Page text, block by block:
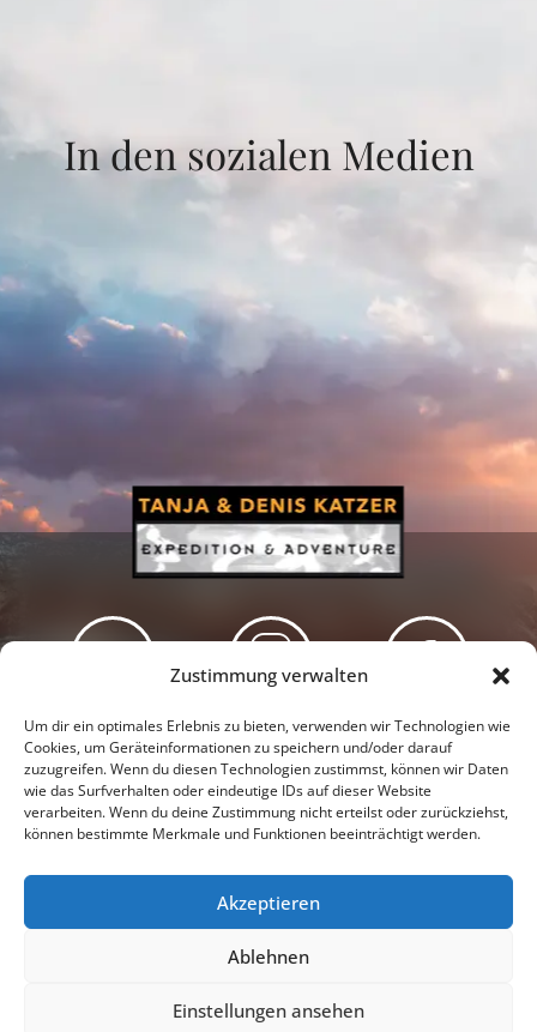
Zustimmung verwalten
Um dir ein optimales Erlebnis zu bieten, verwenden wir Technologien wie
Cookies, um Geräteinformationen zu speichern und/oder darauf
zuzugreifen. Wenn du diesen Technologien zustimmst, können wir Daten
wie das Surfverhalten oder eindeutige IDs auf dieser Website
verarbeiten. Wenn du deine Zustimmung nicht erteilst oder zurückziehst,
können bestimmte Merkmale und Funktionen beeinträchtigt werden.
Akzeptieren
Ablehnen
Einstellungen ansehen
In den sozialen Medien
Newsletter Podcast Facebook
Datenschutzerklärung